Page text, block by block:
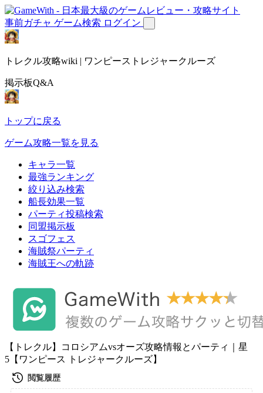
事前ガチャ ゲーム検索 ログイン
トレクル攻略wiki | ワンピーストレジャークルーズ
掲示板Q&A
トップに戻る
ゲーム攻略一覧を見る
キャラ一覧
最強ランキング
絞り込み検索
船長効果一覧
パーティ投稿検索
同盟掲示板
スゴフェス
海賊祭パーティ
海賊王への軌跡
【トレクル】コロシアムvsオーズ攻略情報とパーティ｜星
5【ワンピース トレジャークルーズ】